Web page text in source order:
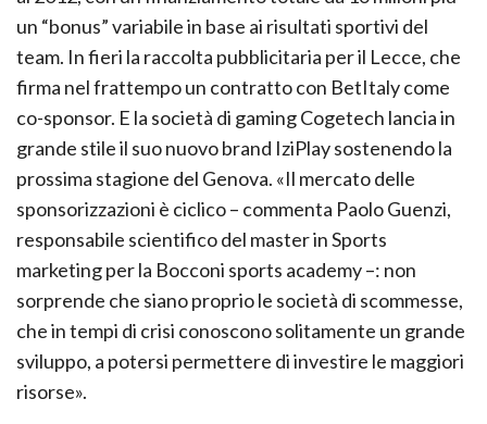
un “bonus” variabile in base ai risultati sportivi del
team. In fieri la raccolta pubblicitaria per il Lecce, che
firma nel frattempo un contratto con BetItaly come
co-sponsor. E la società di gaming Cogetech lancia in
grande stile il suo nuovo brand IziPlay sostenendo la
prossima stagione del Genova. «Il mercato delle
sponsorizzazioni è ciclico – commenta Paolo Guenzi,
responsabile scientifico del master in Sports
marketing per la Bocconi sports academy –: non
sorprende che siano proprio le società di scommesse,
che in tempi di crisi conoscono solitamente un grande
sviluppo, a potersi permettere di investire le maggiori
risorse».